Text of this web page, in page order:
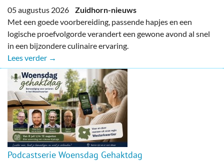
05 augustus 2026 Zuidhorn-nieuws
Met een goede voorbereiding, passende hapjes en een
logische proefvolgorde verandert een gewone avond al snel
in een bijzondere culinaire ervaring.
Lees verder →
Podcastserie Woensdag Gehaktdag